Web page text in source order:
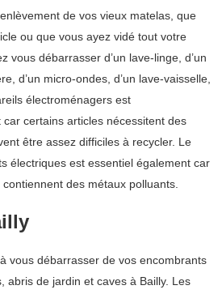
de vos vieux matelas, que
ou que vous ayez vidé tout votre
vous débarrasser d’un lave-linge, d’un
d’un micro-ondes, d’un lave-vaisselle,
électroménagers est
certains articles nécessitent des
être assez difficiles à recycler. Le
électriques est essentiel également car
des métaux polluants.
vous débarrasser de vos encombrants
abris de jardin et caves à Bailly. Les